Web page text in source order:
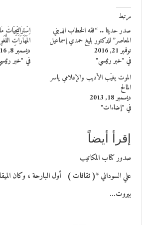
مرتبط
صدر حديثا .. “فقه الخطاب الديني
المعاصر” للدكتور بليغ حمدي إسماعيل
نوفمبر 21, 2016
في "خبر رئيسي"
اِسْتِرَاتِيْجِيَّاتُ
المَهَارَاتِ
ديسمبر 8, 2016
في "خبر
الموت يغيّب الأديب والإعلامي ياسر
المالح
ديسمبر 18, 2013
في "إضاءات"
إقرأ أيضاً
صدور كتاب المكاتيب
علي السوداني *( ثقافات ) أول البارحة ، وكان
بيروت…